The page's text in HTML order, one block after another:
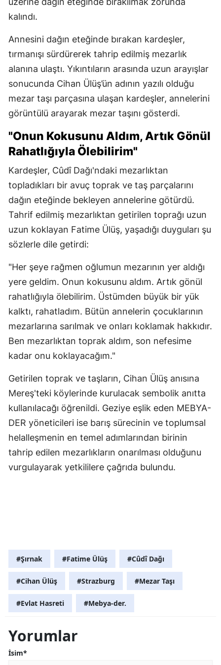
kalındı.
Annesini dağın eteğinde bırakan kardeşler,
tırmanışı sürdürerek tahrip edilmiş mezarlık
alanına ulaştı. Yıkıntıların arasında uzun arayışlar
sonucunda Cihan Ülüş’ün adının yazılı olduğu
mezar taşı parçasına ulaşan kardeşler, annelerini
görüntülü arayarak mezar taşını gösterdi.
"Onun Kokusunu Aldım, Artık Gönül
Rahatlığıyla Ölebilirim"
Kardeşler, Cûdî Dağı'ndaki mezarlıktan
topladıkları bir avuç toprak ve taş parçalarını
dağın eteğinde bekleyen annelerine götürdü.
Tahrif edilmiş mezarlıktan getirilen toprağı uzun
uzun koklayan Fatime Ülüş, yaşadığı duyguları şu
sözlerle dile getirdi:
"Her şeye rağmen oğlumun mezarının yer aldığı
yere geldim. Onun kokusunu aldım. Artık gönül
rahatlığıyla ölebilirim. Üstümden büyük bir yük
kalktı, rahatladım. Bütün annelerin çocuklarının
mezarlarına sarılmak ve onları koklamak hakkıdır.
Ben mezarlıktan toprak aldım, son nefesime
kadar onu koklayacağım."
Getirilen toprak ve taşların, Cihan Ülüş anısına
Mereş'teki köylerinde kurulacak sembolik anıtta
kullanılacağı öğrenildi. Geziye eşlik eden MEBYA-
DER yöneticileri ise barış sürecinin ve toplumsal
helalleşmenin en temel adımlarından birinin
tahrip edilen mezarlıkların onarılması olduğunu
vurgulayarak yetkililere çağrıda bulundu.
#Şırnak #Fatime Ülüş #Cûdî Dağı
#Cihan Ülüş #Strazburg #Mezar Taşı
#Evlat Hasreti #Mebya-der.
Yorumlar
İsim*